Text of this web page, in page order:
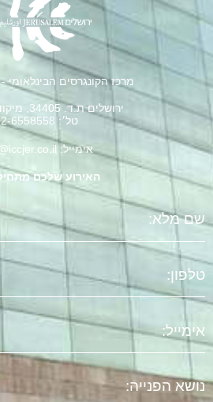
מרכז הקונגרסים הבינלאומי -
ירושלים ת.ד. 34405, מיקוד 9543501
טל׳: 02-6558558
אימייל: info@iccjer.co.il
האירוע שלכם
מלא
טלפון
אימייל
הפניה